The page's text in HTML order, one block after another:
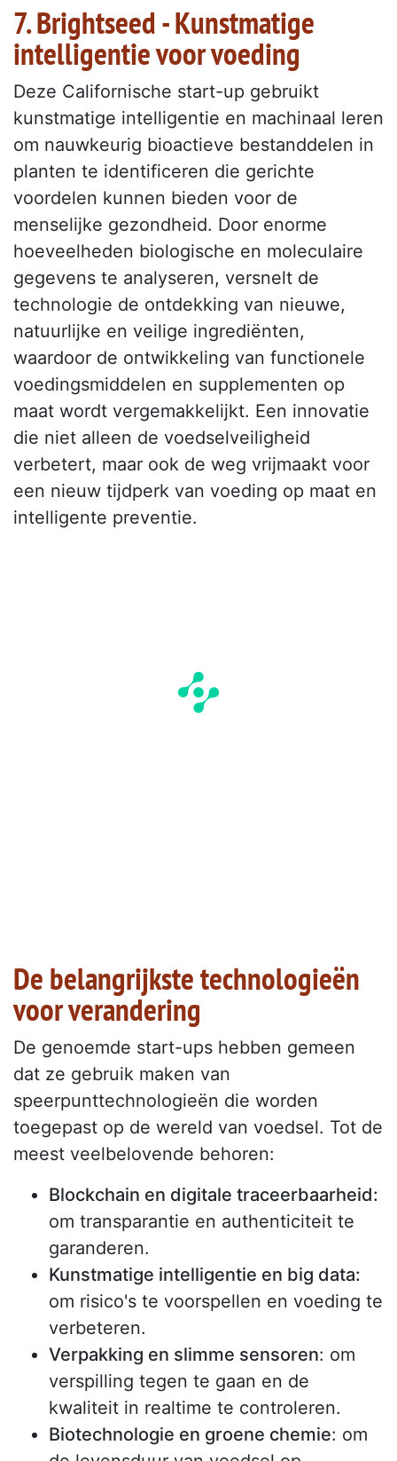
7. Brightseed - Kunstmatige
intelligentie voor voeding
Deze Californische start-up gebruikt
kunstmatige intelligentie en machinaal leren
om nauwkeurig bioactieve bestanddelen in
planten te identificeren die gerichte
voordelen kunnen bieden voor de
menselijke gezondheid. Door enorme
hoeveelheden biologische en moleculaire
gegevens te analyseren, versnelt de
technologie de ontdekking van nieuwe,
natuurlijke en veilige ingrediënten,
waardoor de ontwikkeling van functionele
voedingsmiddelen en supplementen op
maat wordt vergemakkelijkt. Een innovatie
die niet alleen de voedselveiligheid
verbetert, maar ook de weg vrijmaakt voor
een nieuw tijdperk van voeding op maat en
intelligente preventie.
De belangrijkste technologieën
voor verandering
De genoemde start-ups hebben gemeen
dat ze gebruik maken van
speerpunttechnologieën die worden
toegepast op de wereld van voedsel. Tot de
meest veelbelovende behoren:
Blockchain en digitale traceerbaarheid:
om transparantie en authenticiteit te
garanderen.
Kunstmatige intelligentie en big data:
om risico's te voorspellen en voeding te
verbeteren.
Verpakking en slimme sensoren: om
verspilling tegen te gaan en de
kwaliteit in realtime te controleren.
Biotechnologie en groene chemie: om